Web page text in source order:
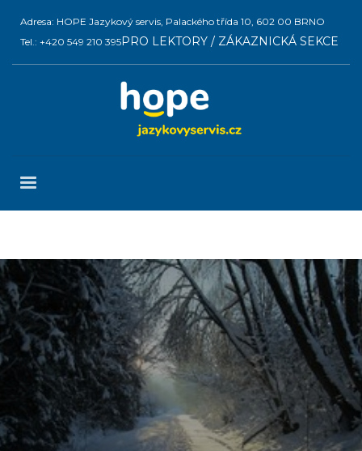
Adresa: HOPE Jazykový servis, Palackého třída 10, 602 00 BRNO
Tel.: +420 549 210 395PRO LEKTORY / ZÁKAZNICKÁ SEKCE